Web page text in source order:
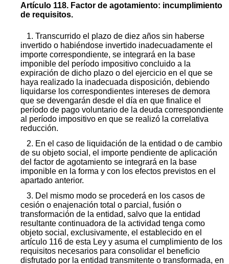
Artículo 118. Factor de agotamiento: incumplimiento
de requisitos.
1. Transcurrido el plazo de diez años sin haberse
invertido o habiéndose invertido inadecuadamente el
importe correspondiente, se integrará en la base
imponible del período impositivo concluido a la
expiración de dicho plazo o del ejercicio en el que se
haya realizado la inadecuada disposición, debiendo
liquidarse los correspondientes intereses de demora
que se devengarán desde el día en que finalice el
período de pago voluntario de la deuda correspondiente
al período impositivo en que se realizó la correlativa
reducción.
2. En el caso de liquidación de la entidad o de cambio
de su objeto social, el importe pendiente de aplicación
del factor de agotamiento se integrará en la base
imponible en la forma y con los efectos previstos en el
apartado anterior.
3. Del mismo modo se procederá en los casos de
cesión o enajenación total o parcial, fusión o
transformación de la entidad, salvo que la entidad
resultante continuadora de la actividad tenga como
objeto social, exclusivamente, el establecido en el
artículo 116 de esta Ley y asuma el cumplimiento de los
requisitos necesarios para consolidar el beneficio
disfrutado por la entidad transmitente o transformada, en